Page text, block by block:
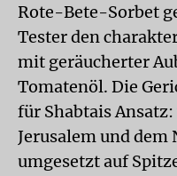
Rote-Bete-Sorbet
Tester den
mit geräucherter
Tomatenöl. Die
für Shabtais
Jerusalem und dem
umgesetzt auf